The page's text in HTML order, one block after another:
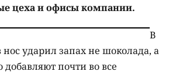
цеха и офисы компании.
В
ударил запах не шоколада, а
добавляют почти во все